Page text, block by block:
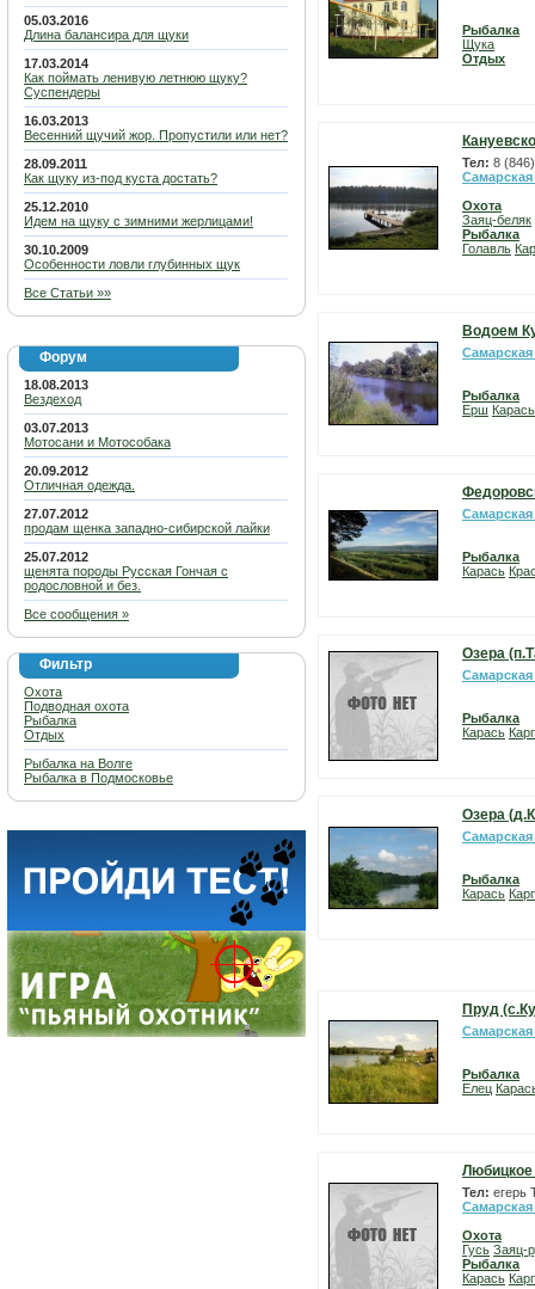
05.03.2016
Длина балансира для щуки
17.03.2014
Как поймать ленивую летнюю щуку?
Суспендеры
16.03.2013
Весенний щучий жор. Пропустили или нет?
28.09.2011
Как щуку из-под куста достать?
25.12.2010
Идем на щуку с зимними жерлицами!
30.10.2009
Особенности ловли глубинных щук
Все Статьи »»
Форум
18.08.2013
Вездеход
03.07.2013
Мотосани и Мотособака
20.09.2012
Отличная одежда.
27.07.2012
продам щенка западно-сибирской лайки
25.07.2012
щенята породы Русская Гончая с
родословной и без.
Все сообщения »
Фильтр
Охота
Подводная охота
Рыбалка
Отдых
Рыбалка на Волге
Рыбалка в Подмосковье
Рыбалка
Щука
Отдых
Тел: 8
Самарская
Охота
Заяц-беляк
Рыбалка
Голавль
Водоем
Самарская
Рыбалка
Ерш Карась
Самарская
Рыбалка
Карась
Озера
Самарская
Рыбалка
Карась
Озера
Самарская
Рыбалка
Карась
Пруд
Самарская
Рыбалка
Елец
Любицкое
Тел: егерь
Самарская
Охота
Гусь Заяц-
Рыбалка
Карась